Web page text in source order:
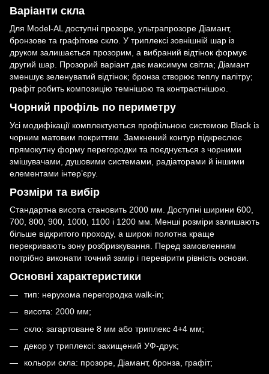
Варіанти скла
Для Model-AL доступні прозоре, ультрапрозоре Діамант,
бронзове та графітове скло. У триплексі зовнішній шар із
друком залишається прозорим, а вибраний відтінок формує
другий шар. Прозорий варіант дає максимум світла; Діамант
зменшує зеленуватий відтінок; бронза створює теплу палітру;
графіт робить композицію темнішою та контрастнішою.
Чорний профіль по периметру
Усі модифікації комплектуються профільною системою Black із
чорним матовим покриттям. Замкнений контур підкреслює
прямокутну форму перегородки та поєднується з чорними
змішувачами, душовими системами, радіаторами й іншими
елементами інтер’єру.
Розміри та вибір
Стандартна висота становить 2000 мм. Доступні ширини 600,
700, 800, 900, 1000, 1100 і 1200 мм. Менші розміри залишають
більше відкритого проходу, а широкі полотна краще
перекривають зону розбризкування. Перед замовленням
потрібно виконати точний замір і перевірити рівність основи.
Основні характеристики
тип: нерухома перегородка walk-in;
висота: 2000 мм;
скло: загартоване 8 мм або триплекс 4+4 мм;
декор у триплексі: захищений УФ-друк;
кольори скла: прозоре, Діамант, бронза, графіт;